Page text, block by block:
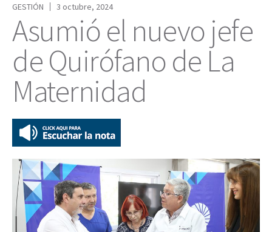
GESTIÓN
3 octubre, 2024
Asumió el nuevo jefe
de Quirófano de La
Maternidad